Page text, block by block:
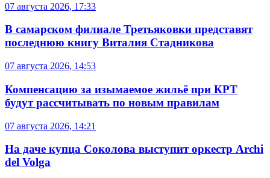
07 августа 2026, 17:33
В самарском филиале Третьяковки представят
последнюю книгу Виталия Стадникова
07 августа 2026, 14:53
Компенсацию за изымаемое жильё при КРТ
будут рассчитывать по новым правилам
07 августа 2026, 14:21
На даче купца Соколова выступит оркестр Archi
del Volga